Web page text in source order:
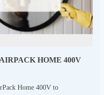
HOME 400V
Home 400V to